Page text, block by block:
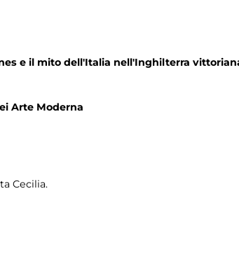
e il mito dell'Italia nell'Inghilterra
Arte Moderna
Cecilia.